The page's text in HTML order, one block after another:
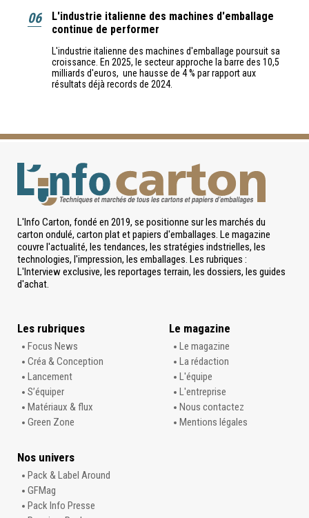
06
L'industrie italienne des machines d'emballage
continue de performer
L'industrie italienne des machines d'emballage poursuit sa
croissance. En 2025, le secteur approche la barre des 10,5
milliards d'euros, une hausse de 4 % par rapport aux
résultats déjà records de 2024.
L'Info Carton, fondé en 2019, se positionne sur les marchés du
carton ondulé, carton plat et papiers d'emballages. Le magazine
couvre l'actualité, les tendances, les stratégies indstrielles, les
technologies, l'impression, les emballages. Les rubriques :
L'Interview exclusive, les reportages terrain, les dossiers, les guides
d'achat.
Les rubriques
Focus News
Créa & Conception
Lancement
S’équiper
Matériaux & flux
Green Zone
Le magazine
Le magazine
La rédaction
L'équipe
L'entreprise
Nous contactez
Mentions légales
Nos univers
Pack & Label Around
GFMag
Pack Info Presse